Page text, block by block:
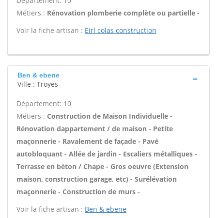
Métiers : Rénovation plomberie complète ou partielle -
Voir la fiche artisan : Eirl colas construction
Ben & ebene
Ville : Troyes
Département: 10
Métiers : Construction de Maison Individuelle -
Rénovation dappartement / de maison - Petite
maçonnerie - Ravalement de façade - Pavé
autobloquant - Allée de jardin - Escaliers métalliques -
Terrasse en béton / Chape - Gros oeuvre (Extension
maison, construction garage, etc) - Surélévation
maçonnerie - Construction de murs -
Voir la fiche artisan : Ben & ebene